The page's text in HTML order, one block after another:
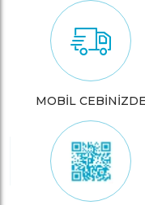
MOBİL CEBİNİZDE